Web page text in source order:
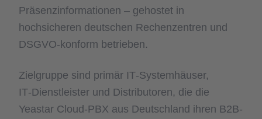
Präsenzinformationen – gehostet in
hochsicheren deutschen Rechenzentren und
DSGVO-konform betrieben.
Zielgruppe sind primär IT‑Systemhäuser,
IT‑Dienstleister und Distributoren, die die
Yeastar Cloud-PBX aus Deutschland ihren B2B-